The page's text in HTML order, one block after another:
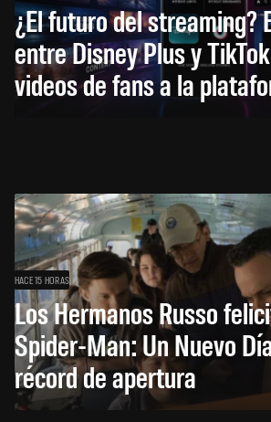
¿El futuro del streaming?
entre Disney Plus y
videos de fans a la
HACE 15 HORAS
Los Hermanos Russo
Spider-Man: Un Nuevo
récord de apertura